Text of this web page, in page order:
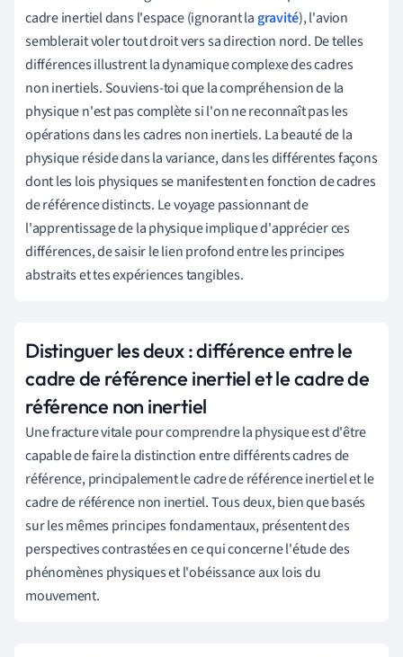
cadre inertiel dans l'espace (ignorant la gravité), l'avion
semblerait voler tout droit vers sa direction nord. De telles
différences illustrent la dynamique complexe des cadres
non inertiels. Souviens-toi que la compréhension de la
physique n'est pas complète si l'on ne reconnaît pas les
opérations dans les cadres non inertiels. La beauté de la
physique réside dans la variance, dans les différentes façons
dont les lois physiques se manifestent en fonction de cadres
de référence distincts. Le voyage passionnant de
l'apprentissage de la physique implique d'apprécier ces
différences, de saisir le lien profond entre les principes
abstraits et tes expériences tangibles.
Distinguer les deux : différence entre le
cadre de référence inertiel et le cadre de
référence non inertiel
Une fracture vitale pour comprendre la physique est d'être
capable de faire la distinction entre différents cadres de
référence, principalement le cadre de référence inertiel et le
cadre de référence non inertiel. Tous deux, bien que basés
sur les mêmes principes fondamentaux, présentent des
perspectives contrastées en ce qui concerne l'étude des
phénomènes physiques et l'obéissance aux lois du
mouvement.